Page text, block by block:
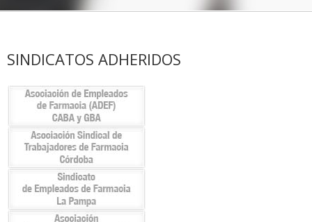
SINDICATOS ADHERIDOS